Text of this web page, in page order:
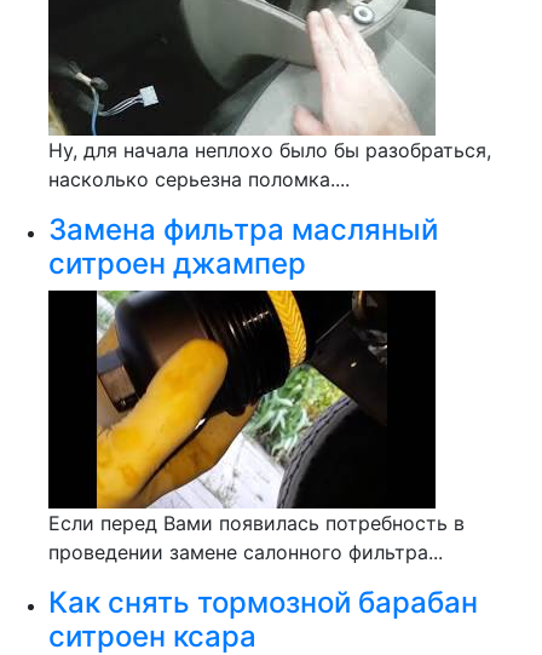
Ну, для начала неплохо было бы разобраться,
насколько серьезна поломка....
Замена фильтра масляный
ситроен джампер
Если перед Вами появилась потребность в
проведении замене салонного фильтра...
Как снять тормозной барабан
ситроен ксара